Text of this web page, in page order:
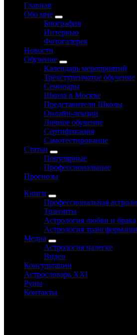
Главная
Обо мне
Биография
Интервью
Фотогалерея
Новости
Обучение
Календарь мероприятий
Трёхступенчатое обучение
Семинары
Школа в Москве
Представители Школы
Онлайн-лекции
Личное обучение
Сертификация
Самотестирование
Статьи
Популярные
Профессиональные
Прогнозы
Книги
Профессиональная
Транзиты
Астрология любви и брака
Астрология
Медиа
Астрология налегке
Видео
Консультации
Астрословарь XXI
Руны
Контакты